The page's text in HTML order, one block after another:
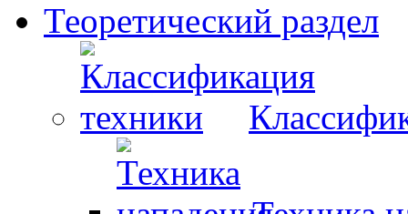
Теоретический раздел